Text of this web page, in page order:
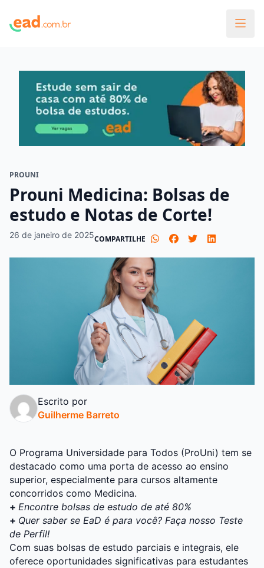
PROUNI
Prouni Medicina: Bolsas de
estudo e Notas de Corte!
26 de janeiro de 2025COMPARTILHE
Escrito por
Guilherme Barreto
O Programa Universidade para Todos (ProUni) tem se
destacado como uma porta de acesso ao ensino
superior, especialmente para cursos altamente
concorridos como Medicina.
+ Encontre bolsas de estudo de até 80%
+ Quer saber se EaD é para você? Faça nosso Teste
de Perfil!
Com suas bolsas de estudo parciais e integrais, ele
oferece oportunidades significativas para estudantes